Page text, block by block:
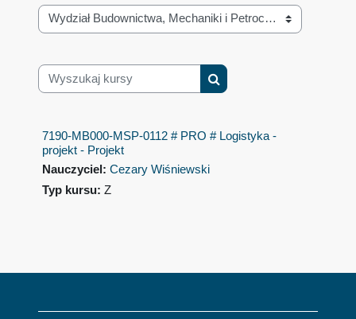
Kategorie kursów
Wyszukaj kursy
Wyszukaj kursy
7190-MB000-MSP-0112 # PRO # Logistyka -
projekt - Projekt
Nauczyciel: Cezary Wiśniewski
Typ kursu: Z